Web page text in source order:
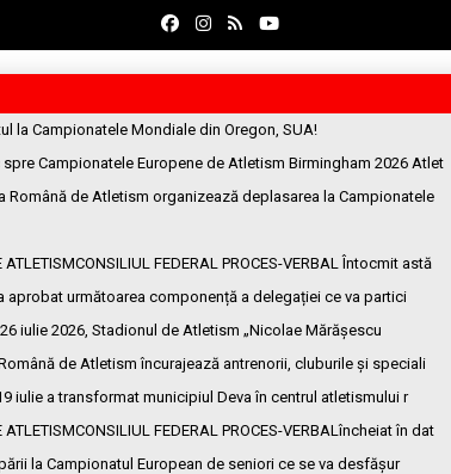
la Campionatele Mondiale din Oregon, SUA!
Campionatele Europene de Atletism Birmingham 2026 Atlet
Română de Atletism organizează deplasarea la Campionatele
ATLETISMCONSILIUL FEDERAL PROCES-VERBAL Întocmit astă
aprobat următoarea componență a delegației ce va partici
iulie 2026, Stadionul de Atletism „Nicolae Mărășescu
de Atletism încurajează antrenorii, cluburile și speciali
iulie a transformat municipiul Deva în centrul atletismului r
ATLETISMCONSILIUL FEDERAL PROCES-VERBALîncheiat în dat
la Campionatul European de seniori ce se va desfășur